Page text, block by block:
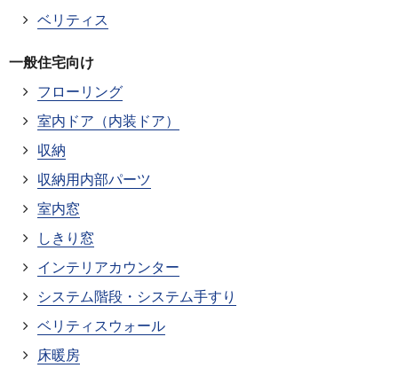
ベリティス
一般住宅向け
フローリング
室内ドア（内装ドア）
収納
収納用内部パーツ
室内窓
しきり窓
インテリアカウンター
システム階段・システム手すり
ベリティスウォール
床暖房